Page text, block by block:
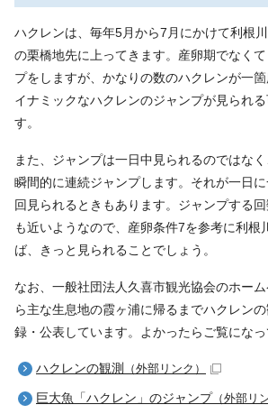
ハクレンは、毎年5月から7月にかけて利根
の栗橋地先に上ってきます。産卵期でなく
プをしますが、かなりの数のハクレンが一
イナミックなハクレンのジャンプが見られ
す。
また、ジャンプは一日中見られるのではな
瞬間的に連続ジャンプします。それが一日
回見られるときもあります。ジャンプする
も近いようなので、産卵条件7を参考に利根
ば、きっと見られることでしょう。
なお、一般社団法人久喜市観光協会のホー
ら主な生息地の霞ヶ浦に帰るまでハクレン
録・公表しています。よかったらご覧になっ
ハクレンの観測 （外部リンク）
巨大魚「ハクレン」のジャンプ （外部リ